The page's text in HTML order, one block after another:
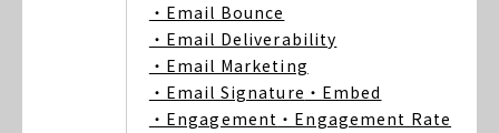
・Email Bounce
・Email Deliverability
・Email Marketing
・Email Signature ・Embed
・Engagement ・Engagement Rate